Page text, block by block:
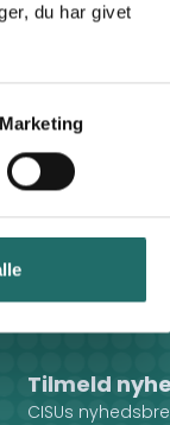
du har givet
Marketing
Tilmeld
CISUs